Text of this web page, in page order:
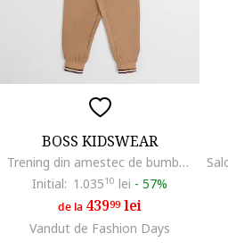
BOSS KIDSWEAR
Trening din amestec de bumbac cu fermoar, Maro
Initial: 1.03510 lei - 57%
de la 43999lei
Vandut de Fashion Days